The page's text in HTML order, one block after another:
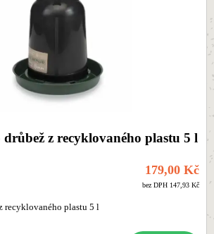
z recyklovaného plastu 5 l
179,00 Kč
bez DPH 147,93 Kč
recyklovaného plastu 5 l